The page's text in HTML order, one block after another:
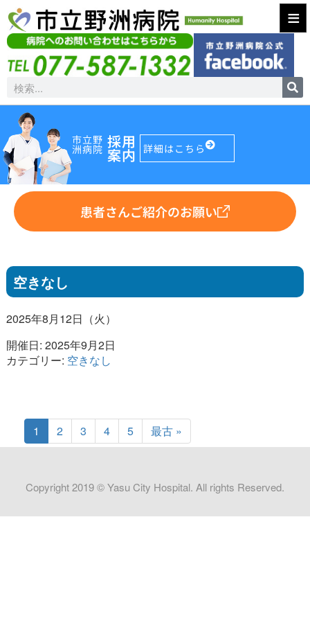
≡
市立野
洲病院 採用
案内 詳細はこちら
患者さんご紹介のお願い
空きなし
2025年8月12日（火）
開催日: 2025年9月2日
カテゴリー: 空きなし
1 2 3 4 5 最古 »
Copyright 2019 © Yasu City Hospital. All rights Reserved.